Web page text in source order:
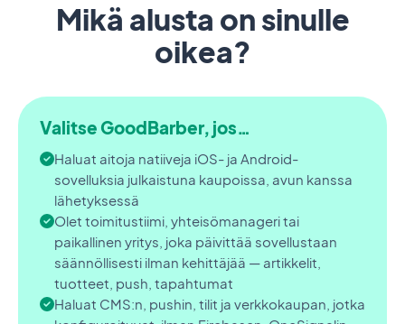
Mikä alusta on sinulle
oikea?
Valitse GoodBarber, jos…
Haluat aitoja natiiveja iOS- ja Android-
sovelluksia julkaistuna kaupoissa, avun kanssa
lähetyksessä
Olet toimitustiimi, yhteisömanageri tai
paikallinen yritys, joka päivittää sovellustaan
säännöllisesti ilman kehittäjää — artikkelit,
tuotteet, push, tapahtumat
Haluat CMS:n, pushin, tilit ja verkkokaupan, jotka